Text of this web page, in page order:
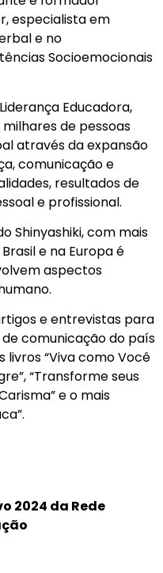
especialista em
e no
Socioemocionais
Educadora,
de pessoas
através da expansão
comunicação e
resultados de
e profissional.
Shinyashiki, com mais
e na Europa é
aspectos
e entrevistas para
comunicação do país
livros “Viva como Você
“Transforme seus
e o mais
2024 da Rede